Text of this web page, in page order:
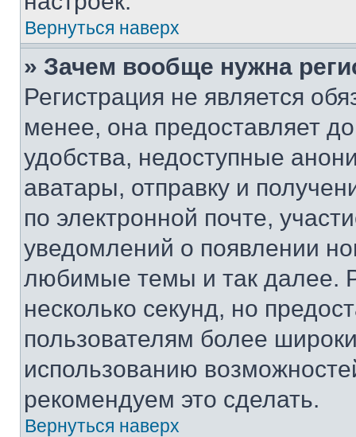
Вернуться наверх
» Зачем вообще нужна
Регистрация не является
менее, она предоставляет
удобства, недоступные
аватары, отправку и
по электронной почте,
уведомлений о появлении
любимые темы и так далее.
несколько секунд, но
пользователям более
использованию
рекомендуем это сделать.
Вернуться наверх